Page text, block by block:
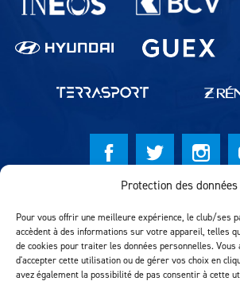
Protection des données
Pour vous offrir une meilleure expérience, le club/ses
accèdent à des informations sur votre appareil, telles
de cookies pour traiter les données personnelles. Vous
d'accepter cette utilisation ou de gérer vos choix en
avez également la possibilité de pas consentir à cette
Réalisation MTM Agency